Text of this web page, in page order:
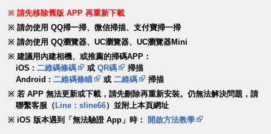
請先移除舊版 APP 再重新下載
請勿使用 QQ掃一掃、微信掃描、支付寶掃一掃
請勿使用 QQ瀏覽器、UC瀏覽器、UC瀏覽器Mini
建議用內建相機、或推薦的掃碼APP：
iOS :二維碼條碼 或QR碼
掃描
Android :二維碼條瞄 或二維碼
掃描
若 APP 無法更新或下載，請先刪除再重新安裝。仍無法解決問題，請
聯繫客服（ Line：sline66）並附上本頁網址
iOS 版本遇到「無法驗證 App」時：
開啟方法教學